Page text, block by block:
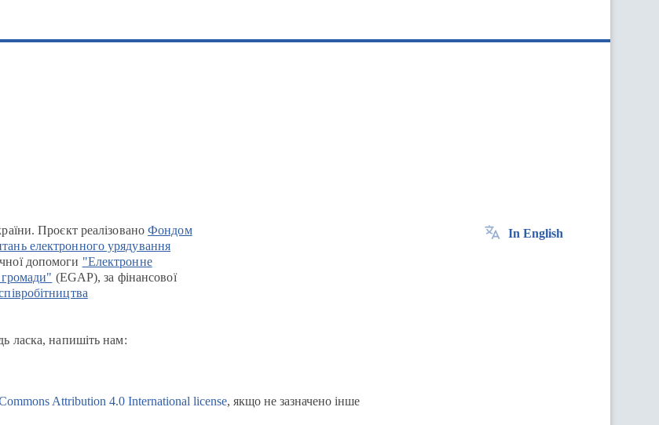
Проєкт реалізованоФондом
електронного урядування
допомоги "Електронне
громади" (EGAP), за фінансової
ласка, напишіть нам:
In English
Attribution 4.0 International license, якщо не зазначено інше